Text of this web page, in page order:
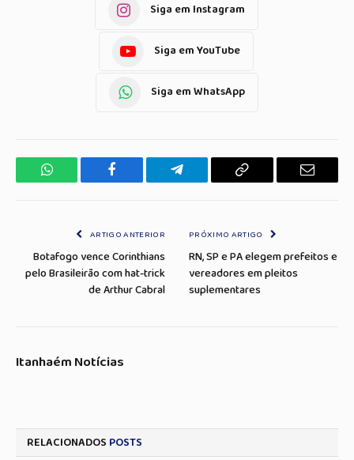
Siga em Instagram
Siga em YouTube
Siga em WhatsApp
WhatsApp Facebook Telegrama Copiar
E-
ARTIGO ANTERIOR
Botafogo vence Corinthians
pelo Brasileirão com hat-trick
de Arthur Cabral
PRÓXIMO ARTIGO
RN, SP e PA elegem prefeitos e
vereadores em pleitos
suplementares
Itanhaém Notícias
RELACIONADOS POSTS